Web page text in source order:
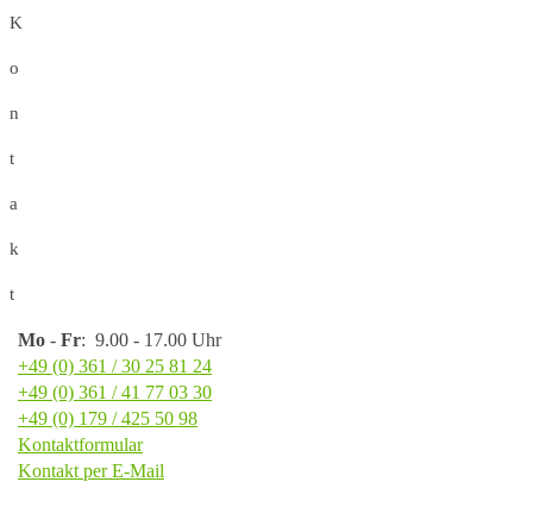
K
o
n
t
a
k
t
Mo - Fr: 9.00 - 17.00 Uhr
+49 (0) 361 / 30 25 81 24
+49 (0) 361 / 41 77 03 30
+49 (0) 179 / 425 50 98
Kontaktformular
Kontakt per E-Mail